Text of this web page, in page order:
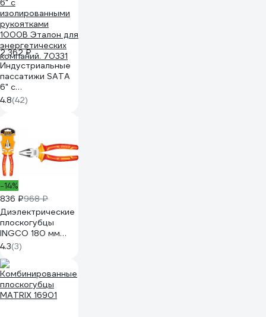
2 362 ₽
Индустриальные
пассатижи SATA
6" с
изолированными
рукоятками
энергетических
компаний. 70331
4.8(42)
-14%
836 ₽968 ₽
Диэлектрические
плоскогубцы
INGCO 180 мм
INDUSTRIAL
HICP28188
4.3(3)